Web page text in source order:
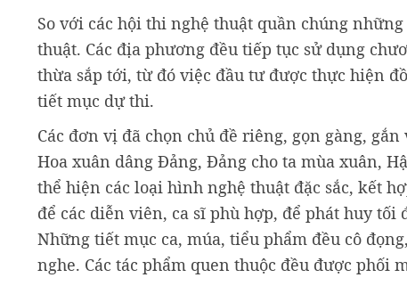
So với các hội thi nghệ thuật quần chúng
thuật. Các địa phương đều tiếp tục sử dụng
thừa sắp tới, từ đó việc đầu tư được thực hiện
tiết mục dự thi.
Các đơn vị đã chọn chủ đề riêng, gọn gàng,
Hoa xuân dâng Đảng, Đảng cho ta mùa xuân,
thể hiện các loại hình nghệ thuật đặc sắc, kết
để các diễn viên, ca sĩ phù hợp, để phát huy
Những tiết mục ca, múa, tiểu phẩm đều cô
nghe. Các tác phẩm quen thuộc đều được